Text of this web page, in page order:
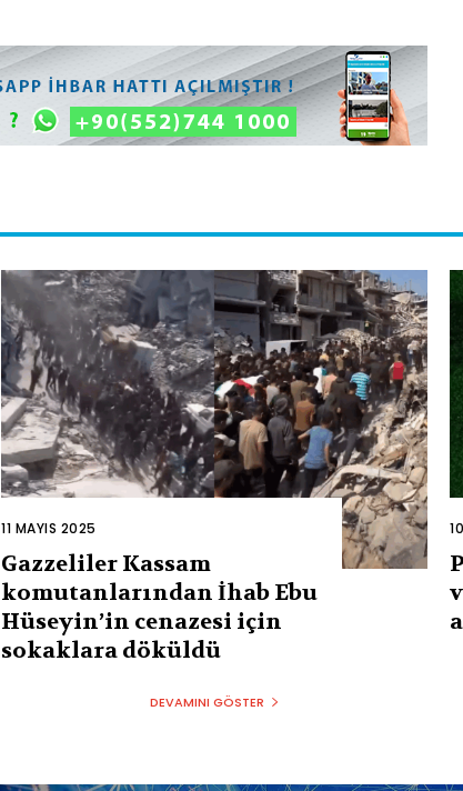
11 MAYIS 2025
Gazzeliler Kassam
komutanlarından İhab Ebu
Hüseyin’in cenazesi için
sokaklara döküldü
DEVAMINI GÖSTER